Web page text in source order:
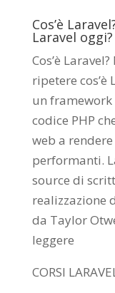
Cos’è
Laravel oggi?
Cos’è
ripetere cos’è
un
codice PHP
web a
performanti.
source di
realizzazione
da Taylor
leggere
CORSI